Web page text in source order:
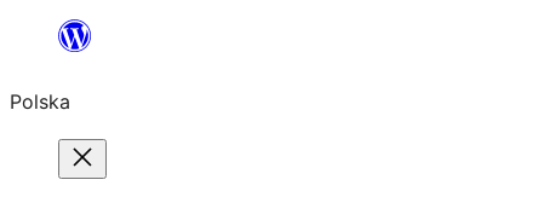
Przejdź
treści
Polska